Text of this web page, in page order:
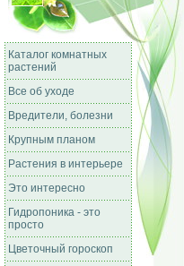
Каталог комнатных
растений
Все об уходе
Вредители, болезни
Крупным планом
Растения в интерьере
Это интересно
Гидропоника - это
просто
Цветочный гороскоп